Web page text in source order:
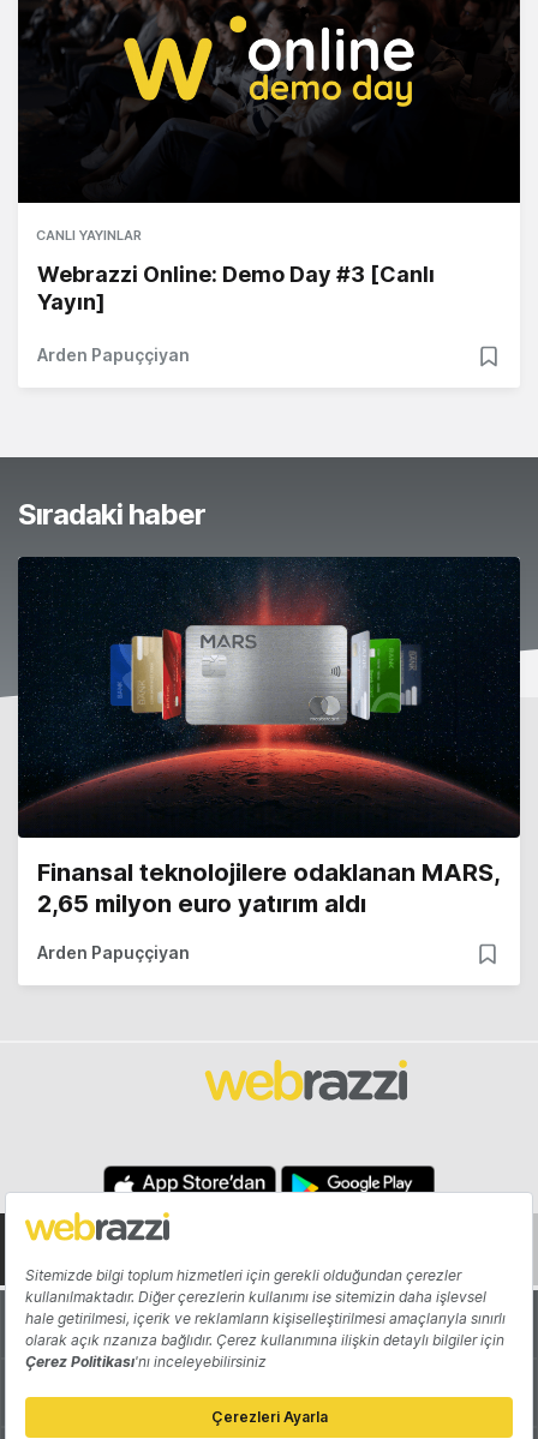
CANLI YAYINLAR
Webrazzi Online: Demo Day #3 [Canlı
Yayın]
Arden Papuççiyan
Sıradaki haber
Finansal teknolojilere odaklanan MARS,
2,65 milyon euro yatırım aldı
Arden Papuççiyan
Hakkında Yazarlar
Katkıda Bulun Reklam